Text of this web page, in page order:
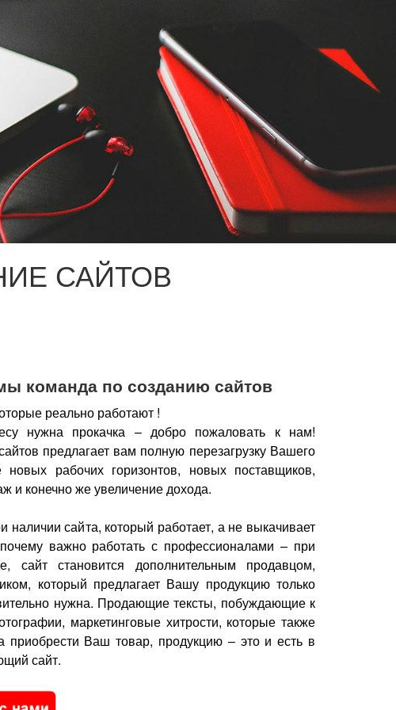
САЙТОВ
команда по созданию сайтов
реально работают !
нужна прокачка – добро пожаловать к нам!
предлагает вам полную перезагрузку Вашего
новых рабочих горизонтов, новых поставщиков,
и конечно же увеличение дохода.
наличии сайта, который работает, а не выкачивает
важно работать с профессионалами – при
сайт становится дополнительным продавцом,
который предлагает Вашу продукцию только
нужна. Продающие тексты, побуждающие к
маркетинговые хитрости, которые также
приобрести Ваш товар, продукцию – это и есть в
сайт.